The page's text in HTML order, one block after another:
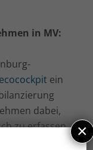
in MV:
ecocockpit ein
dabei,
zu erfassen
der gut
×